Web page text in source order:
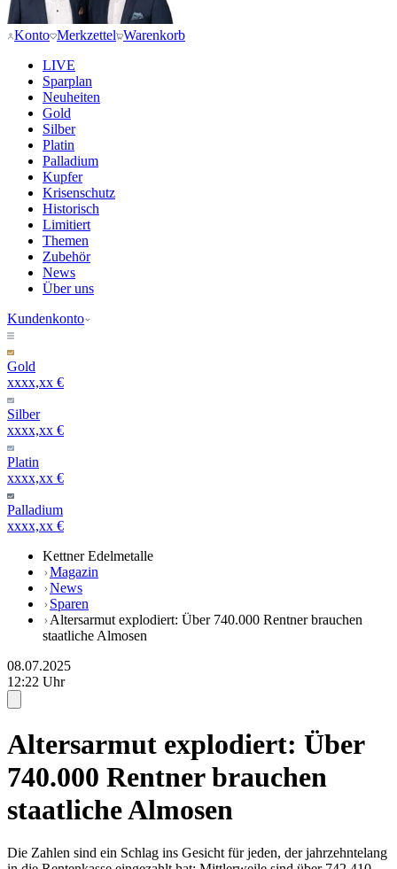
Konto Merkzettel Warenkorb
LIVE
Sparplan
Neuheiten
Gold
Silber
Platin
Palladium
Kupfer
Krisenschutz
Historisch
Limitiert
Themen
Zubehör
News
Über uns
Kundenkonto
Gold
xxxx,xx €
Silber
xxxx,xx €
Platin
xxxx,xx €
Palladium
xxxx,xx €
Kettner Edelmetalle
Magazin
News
Sparen
Altersarmut explodiert: Über 740.000 Rentner brauchen
staatliche Almosen
08.07.2025
12:22 Uhr
Altersarmut explodiert: Über
740.000 Rentner brauchen
staatliche Almosen
Die Zahlen sind ein Schlag ins Gesicht für jeden, der jahrzehntelang